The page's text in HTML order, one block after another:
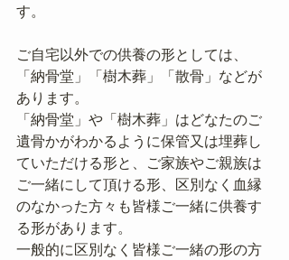
す。
ご自宅以外での供養の形としては、
「納骨堂」「樹木葬」「散骨」などが
あります。
「納骨堂」や「樹木葬」はどなたのご
遺骨かがわかるように保管又は埋葬し
ていただける形と、ご家族やご親族は
ご一緒にして頂ける形、区別なく血縁
のなかった方々も皆様ご一緒に供養す
る形があります。
一般的に区別なく皆様ご一緒の形の方